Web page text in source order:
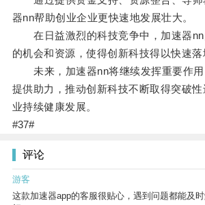
器nn帮助创业企业更快速地发展壮大。
在日益激烈的科技竞争中，加速器nn
的机会和资源，使得创新科技得以快速落
未来，加速器nn将继续发挥重要作用
提供助力，推动创新科技不断取得突破
业持续健康发展。
#37#
评论
游客
这款加速器app的客服很贴心，遇到问题都能及